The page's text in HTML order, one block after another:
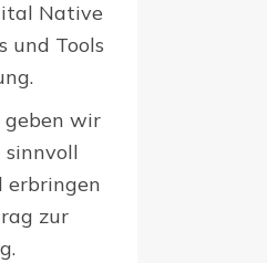
Native
und Tools
geben wir
sinnvoll
erbringen
zur